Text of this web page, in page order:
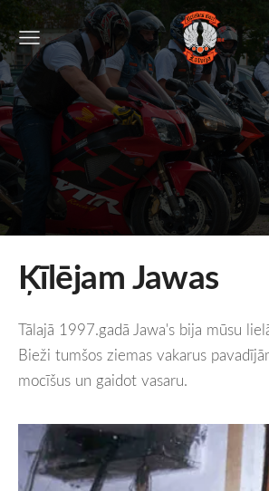
Ķīlējam Jawas
Tālajā 1997.gadā Jawa's bija mūsu
Bieži tumšos ziemas vakarus
mocīšus un gaidot vasaru.